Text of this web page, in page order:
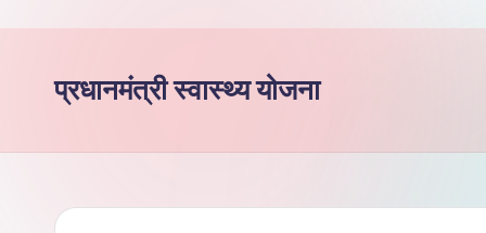
प्रधानमंत्री स्वास्थ्य योजना